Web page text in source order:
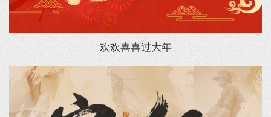
欢欢喜喜过大年